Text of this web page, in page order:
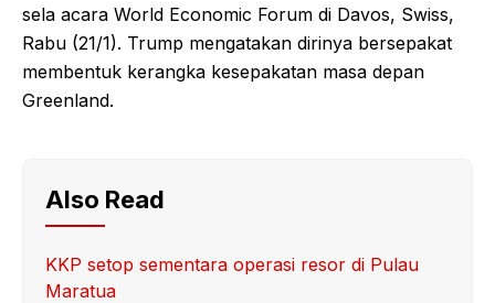
sela acara World Economic Forum di Davos, Swiss,
Rabu (21/1). Trump mengatakan dirinya bersepakat
membentuk kerangka kesepakatan masa depan
Greenland.
Also Read
KKP setop sementara operasi resor di Pulau
Maratua